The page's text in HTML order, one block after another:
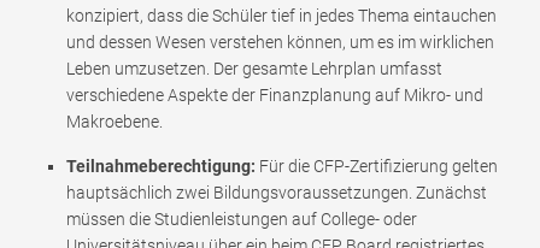
konzipiert, dass die Schüler tief in jedes Thema eintauchen
und dessen Wesen verstehen können, um es im wirklichen
Leben umzusetzen. Der gesamte Lehrplan umfasst
verschiedene Aspekte der Finanzplanung auf Mikro- und
Makroebene.
Teilnahmeberechtigung: Für die CFP-Zertifizierung gelten
hauptsächlich zwei Bildungsvoraussetzungen. Zunächst
müssen die Studienleistungen auf College- oder